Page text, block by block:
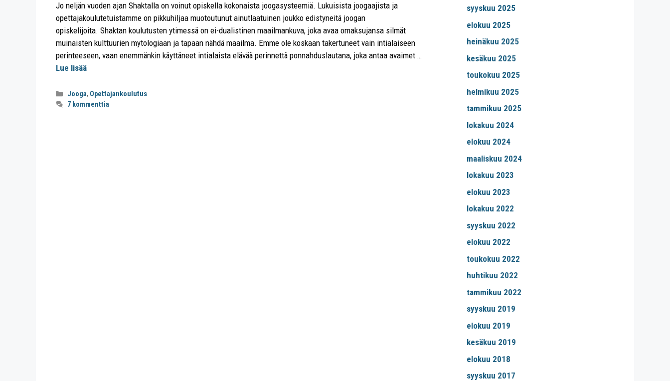
Jo neljän vuoden ajan Shaktalla on voinut opiskella kokonaista joogasysteemiä. Lukuisista joogaajista ja
opettajakoulutetuistamme on pikkuhiljaa muotoutunut ainutlaatuinen joukko edistyneitä joogan
opiskelijoita. Shaktan koulutusten ytimessä on ei-dualistinen maailmankuva, joka avaa omaksujansa silmät
muinaisten kulttuurien mytologiaan ja tapaan nähdä maailma. Emme ole koskaan takertuneet vain intialaiseen
perinteeseen, vaan enemmänkin käyttäneet intialaista elävää perinnettä ponnahduslautana, joka antaa avaimet …
Lue lisää
Jooga, Opettajankoulutus
7 kommenttia
syyskuu 2025
elokuu 2025
heinäkuu 2025
kesäkuu 2025
toukokuu 2025
helmikuu 2025
tammikuu 2025
lokakuu 2024
elokuu 2024
maaliskuu 2024
lokakuu 2023
elokuu 2023
lokakuu 2022
syyskuu 2022
elokuu 2022
toukokuu 2022
huhtikuu 2022
tammikuu 2022
syyskuu 2019
elokuu 2019
kesäkuu 2019
elokuu 2018
syyskuu 2017